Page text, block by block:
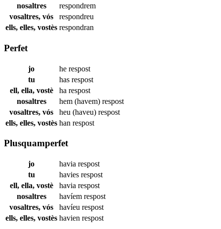
nosaltres
respondrem
vosaltres, vós
respondreu
ells, elles, vostès respondran
Perfet
jo he respost
tu
has respost
ell, ella, vostè
ha respost
nosaltres
hem (havem) respost
vosaltres, vós
heu (haveu) respost
ells, elles, vostès han respost
Plusquamperfet
jo havia respost
tu
havies respost
ell, ella, vostè
havia respost
nosaltres
havíem respost
vosaltres, vós
havíeu respost
ells, elles, vostès havien respost